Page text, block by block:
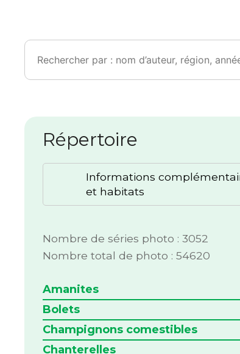
Rechercher :
Répertoire
Informations
et habitats
Nombre de séries photo : 3052
Nombre total de photo : 54620
Amanites
Bolets
Champignons comestibles
Chanterelles